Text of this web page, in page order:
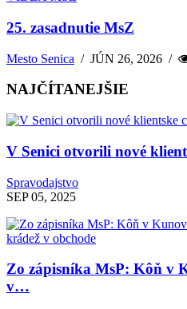
25. zasadnutie MsZ
Mesto Senica /JÚN 26, 2026 /
NAJČÍTANEJŠIE
V Senici otvorili nové
Spravodajstvo
SEP 05, 2025
Zo zápisníka MsP: Kôň v
v…